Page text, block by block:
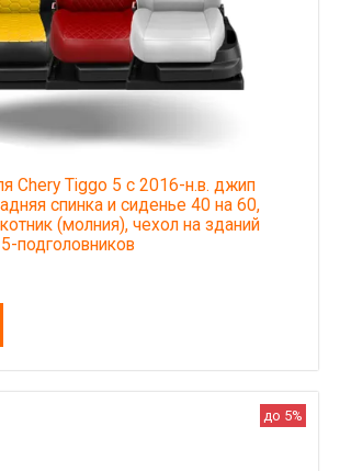
Chery Tiggo 5 с 2016-н.в. джип
спинка и сиденье 40 на 60,
(молния), чехол на зданий
подголовников
до 5%